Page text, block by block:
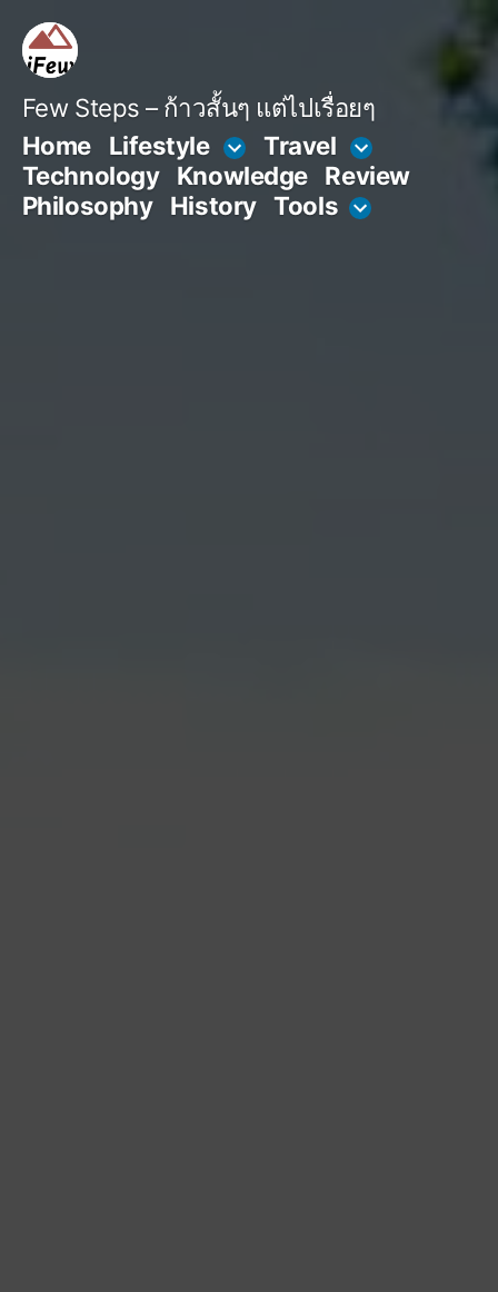
content
Few Steps – ก้าวสั้นๆ แต่ไปเรื่อยๆ
Home
Lifestyle
Travel
Technology
Knowledge Review
Philosophy
History Tools